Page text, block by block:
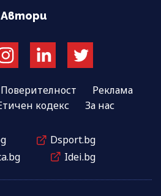
Автори
Поверителност
Реклама
кодекс За нас
Dsport.bg
Idei.bg